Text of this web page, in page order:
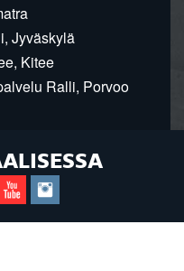
Jyväskylä
Kitee
Ralli, Porvoo